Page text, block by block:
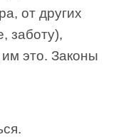
от других
заботу),
это. Законы